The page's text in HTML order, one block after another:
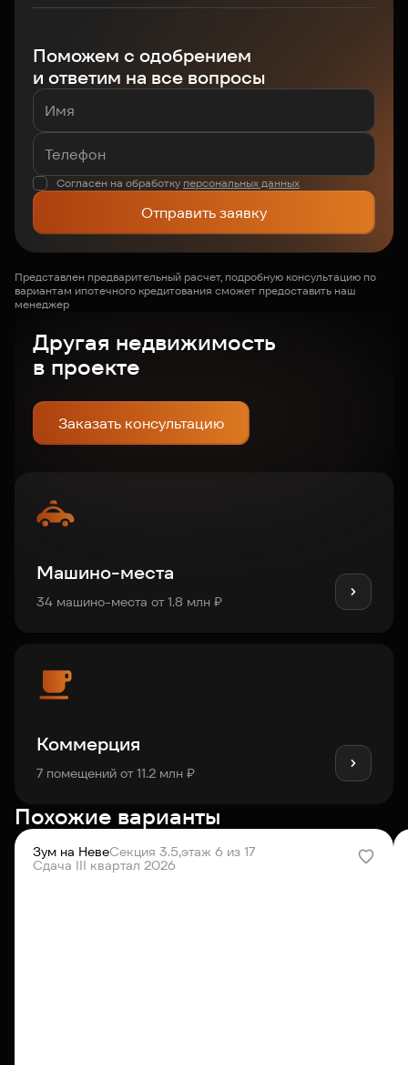
Поможем с одобрением
и ответим на все вопросы
Согласен на обработку персональных данных
Отправить заявку
Представлен предварительный расчет, подробную консультацию по
вариантам ипотечного кредитования сможет предоставить наш
менеджер
Другая недвижимость
в проекте
Заказать консультацию
Машино-места
34 машино-места от 1.8 млн ₽
Коммерция
7 помещений от 11.2 млн ₽
Похожие варианты
Зум на НевеСекция 3.5,этаж 6 из 17
Сдача III квартал 2026